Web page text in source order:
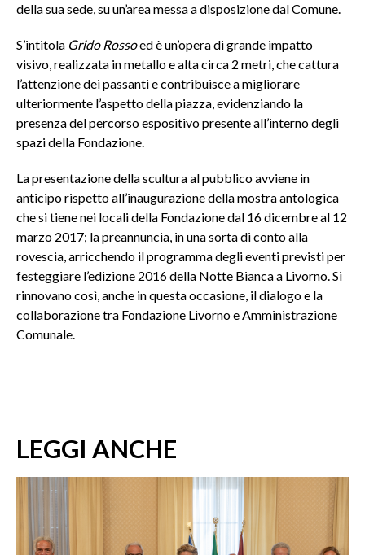
della sua sede, su un’area messa a disposizione dal Comune.
S’intitola Grido Rossoed è un’opera di grande impatto
visivo, realizzata in metallo e alta circa 2 metri, che cattura
l’attenzione dei passanti e contribuisce a migliorare
ulteriormente l’aspetto della piazza, evidenziando la
presenza del percorso espositivo presente all’interno degli
spazi della Fondazione.
La presentazione della scultura al pubblico avviene in
anticipo rispetto all’inaugurazione della mostra antologica
che si tiene nei locali della Fondazione dal 16 dicembre al 12
marzo 2017; la preannuncia, in una sorta di conto alla
rovescia, arricchendo il programma degli eventi previsti per
festeggiare l’edizione 2016 della Notte Bianca a Livorno. Si
rinnovano così, anche in questa occasione, il dialogo e la
collaborazione tra Fondazione Livorno e Amministrazione
Comunale.
LEGGI ANCHE